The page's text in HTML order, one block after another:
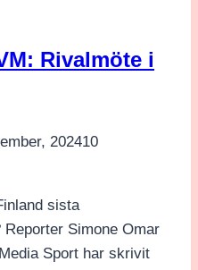
Rivalmöte i
202410
sista
Simone Omar
Sport har skrivit